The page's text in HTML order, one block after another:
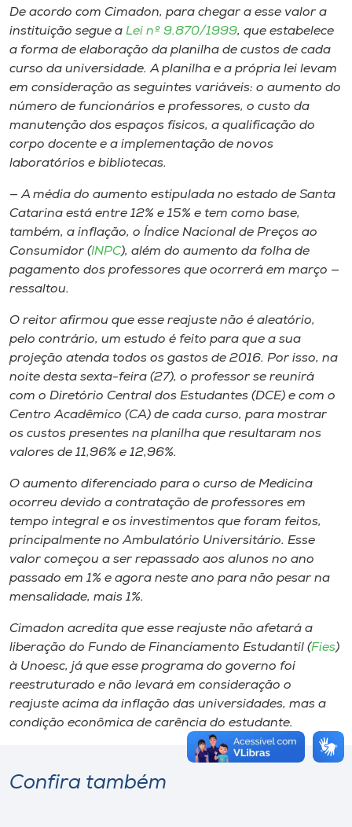
De acordo com Cimadon, para chegar a esse valor a
instituição segue a Lei nº 9.870/1999, que estabelece
a forma de elaboração da planilha de custos de cada
curso da universidade. A planilha e a própria lei levam
em consideração as seguintes variáveis: o aumento do
número de funcionários e professores, o custo da
manutenção dos espaços físicos, a qualificação do
corpo docente e a implementação de novos
laboratórios e bibliotecas.
— A média do aumento estipulada no estado de Santa
Catarina está entre 12% e 15% e tem como base,
também, a inflação, o Índice Nacional de Preços ao
Consumidor (INPC), além do aumento da folha de
pagamento dos professores que ocorrerá em março —
ressaltou.
O reitor afirmou que esse reajuste não é aleatório,
pelo contrário, um estudo é feito para que a sua
projeção atenda todos os gastos de 2016. Por isso, na
noite desta sexta-feira (27), o professor se reunirá
com o Diretório Central dos Estudantes (DCE) e com o
Centro Acadêmico (CA) de cada curso, para mostrar
os custos presentes na planilha que resultaram nos
valores de 11,96% e 12,96%.
O aumento diferenciado para o curso de Medicina
ocorreu devido a contratação de professores em
tempo integral e os investimentos que foram feitos,
principalmente no Ambulatório Universitário. Esse
valor começou a ser repassado aos alunos no ano
passado em 1% e agora neste ano para não pesar na
mensalidade, mais 1%.
Cimadon acredita que esse reajuste não afetará a
liberação do Fundo de Financiamento Estudantil (Fies)
à Unoesc, já que esse programa do governo foi
reestruturado e não levará em consideração o
reajuste acima da inflação das universidades, mas a
condição econômica de carência do estudante.
Confira também